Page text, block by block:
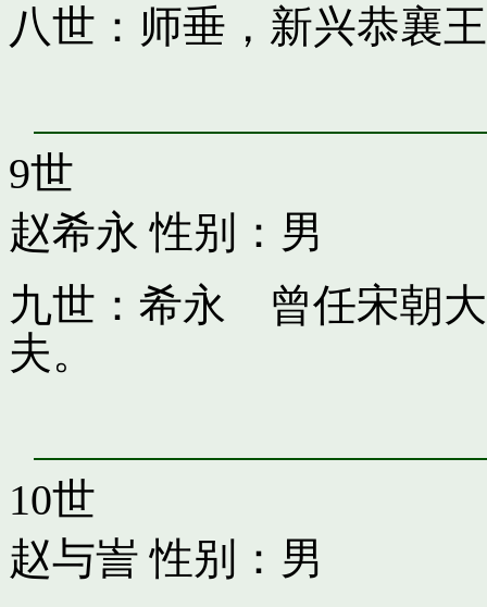
八世：师垂，新兴恭襄王
9世
赵希永 性别：男
九世：希永 曾任宋朝
夫。
10世
赵与訔 性别：男